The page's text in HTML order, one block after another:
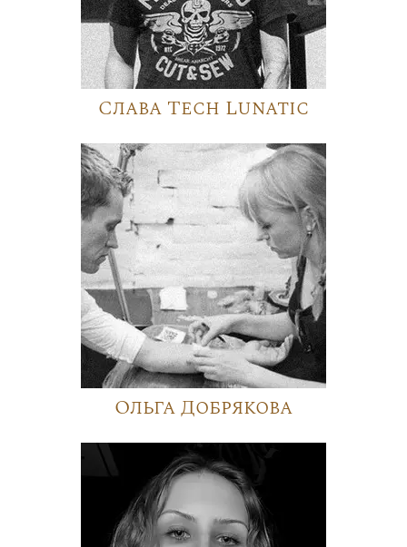
Слава Tech Lunatic
Ольга Добрякова